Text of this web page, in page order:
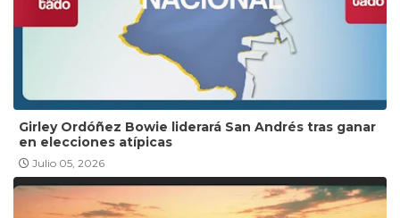
Girley Ordóñez Bowie liderará San Andrés tras ganar
en elecciones atípicas
Julio 05, 2026